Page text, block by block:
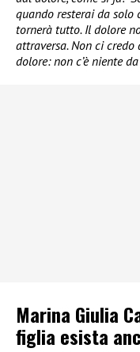
quando resterai da solo
tornerà tutto. Il dolore
attraversa. Non ci
dolore: non c’è niente
Marina Giulia
figlia esista